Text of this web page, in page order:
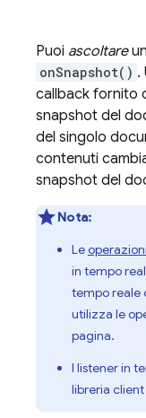
Puoi ascoltare
onSnapshot() .
callback fornito
snapshot del
del singolo
contenuti
snapshot del
Nota:
Le
in tempo
tempo reale
utilizza le
pagina.
I listener in
libreria client